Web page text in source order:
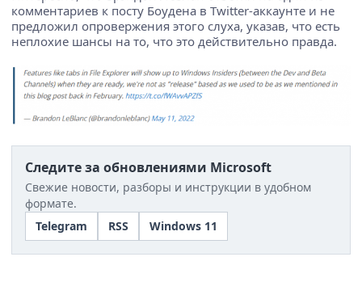
комментариев к посту Боудена в Twitter-аккаунте и не
предложил опровержения этого слуха, указав, что есть
неплохие шансы на то, что это действительно правда.
Следите за обновлениями Microsoft
Свежие новости, разборы и инструкции в удобном
формате.
Telegram
RSS Windows 11